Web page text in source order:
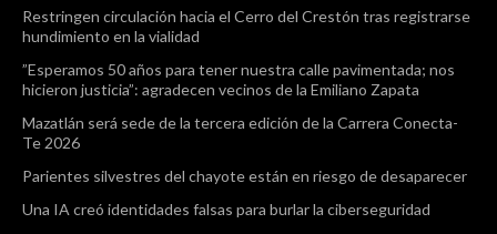
Restringen circulación hacia el Cerro del Crestón tras registrarse
hundimiento en la vialidad
”Esperamos 50 años para tener nuestra calle pavimentada; nos
hicieron justicia”: agradecen vecinos de la Emiliano Zapata
Mazatlán será sede de la tercera edición de la Carrera Conecta-
Te 2026
Parientes silvestres del chayote están en riesgo de desaparecer
Una IA creó identidades falsas para burlar la ciberseguridad